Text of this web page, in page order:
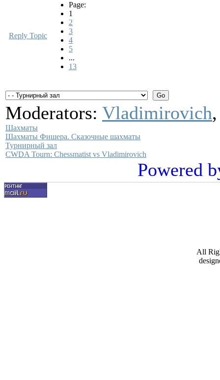
Reply Topic
Page:
1
2
3
4
5
...
13
Moderators: Vladimirovich
Шахматы
Шахматы Фишера. Сказочные шахматы
Турнирный зал
CWDA Tourn: Chessmatist vs Vladimirovich
Powered
All